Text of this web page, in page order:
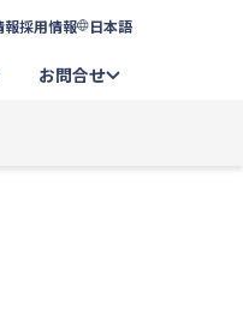
報採用情報 日本語
お問合せ